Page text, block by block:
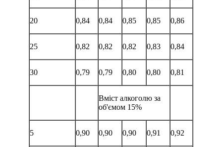
20 0,84 0,84 0,85 0,85 0,86
25 0,82 0,82 0,82 0,83 0,84
30 0,79 0,79 0,80 0,80 0,81
Вміст алкоголю за
об'ємом 15%
5 0,90 0,90 0,90 0,91 0,92